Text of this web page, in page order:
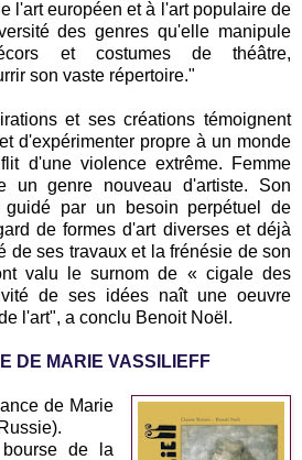
l'art européen et à l'art populaire de
des genres qu'elle manipule
et costumes de théâtre,
son vaste répertoire."
et ses créations témoignent
d'expérimenter propre à un monde
d'une violence extrême. Femme
un genre nouveau d'artiste. Son
guidé par un besoin perpétuel de
de formes d'art diverses et déjà
de ses travaux et la frénésie de son
valu le surnom de « cigale des
de ses idées naît une oeuvre
l'art", a conclu Benoit Noël.
DE MARIE VASSILIEFF
de Marie
de la